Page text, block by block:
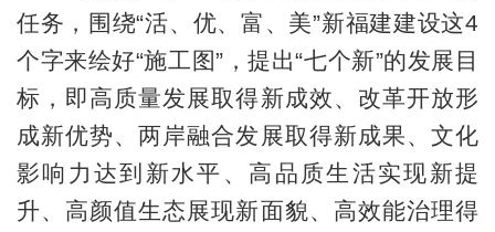
任务，围绕“活、优、富、美”新福建建设这4
个字来绘好“施工图”，提出“七个新”的发展目
标，即高质量发展取得新成效、改革开放形
成新优势、两岸融合发展取得新成果、文化
影响力达到新水平、高品质生活实现新提
升、高颜值生态展现新面貌、高效能治理得